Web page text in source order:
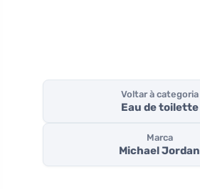
Voltar à categoria
Eau de toilette
Marca
Michael Jordan